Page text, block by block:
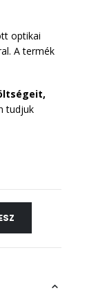
optikai
A termék
tudjuk